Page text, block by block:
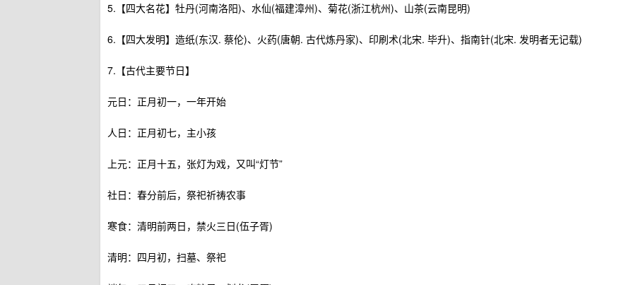
5.【四大名花】牡丹(河南洛阳)、水仙(福建漳州)、菊花(浙江杭州)、山茶(云南昆明)
6.【四大发明】造纸(东汉. 蔡伦)、火药(唐朝. 古代炼丹家)、印刷术(北宋. 毕升)、指南针(北宋. 发明者无记载)
7.【古代主要节日】
元日：正月初一，一年开始
人日：正月初七，主小孩
上元：正月十五，张灯为戏，又叫“灯节”
社日：春分前后，祭祀祈祷农事
寒食：清明前两日，禁火三日(伍子胥)
清明：四月初，扫墓、祭祀